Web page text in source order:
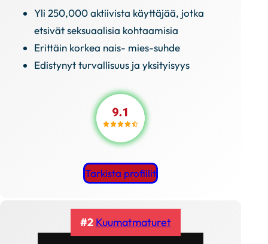
Yli 250,000 aktiivista käyttäjää, jotka
etsivät seksuaalisia kohtaamisia
Erittäin korkea nais- mies-suhde
Edistynyt turvallisuus ja yksityisyys
Tarkista profiilit
#2 Kuumatmaturet